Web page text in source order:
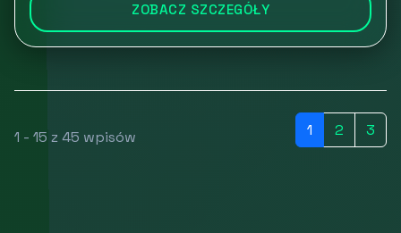
ZOBACZ SZCZEGÓŁY
1 - 15 z 45 wpisów 1 2 3